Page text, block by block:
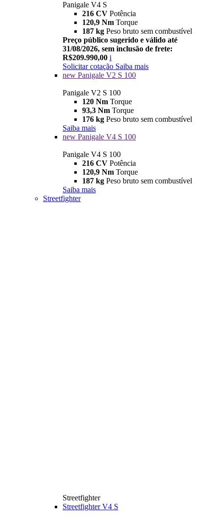
Panigale V4 S
216 CV Potência
120,9 Nm Torque
187 kg Peso bruto sem combustível
Preço público sugerido e válido até
31/08/2026, sem inclusão de frete:
R$209.990,00 i
Solicitar cotação Saiba mais
new Panigale V2 S 100
Panigale V2 S 100
120 Nm Torque
93,3 Nm Torque
176 kg Peso bruto sem combustível
Saiba mais
new Panigale V4 S 100
Panigale V4 S 100
216 CV Potência
120,9 Nm Torque
187 kg Peso bruto sem combustível
Saiba mais
Streetfighter
Streetfighter
Streetfighter V4 S